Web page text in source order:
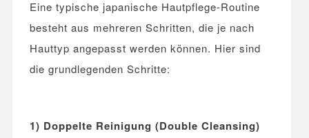
Eine typische japanische Hautpflege-Routine
besteht aus mehreren Schritten, die je nach
Hauttyp angepasst werden können. Hier sind
die grundlegenden Schritte:
1) Doppelte Reinigung (Double Cleansing)